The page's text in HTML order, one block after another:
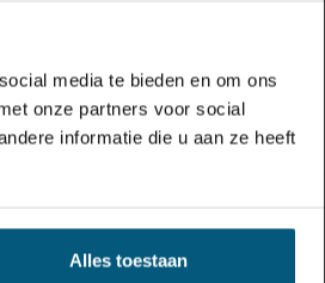
media te bieden en om ons
onze partners voor social
informatie die u aan ze heeft
Alles toestaan